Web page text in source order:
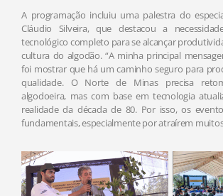
A programação incluiu uma palestra do
Cláudio Silveira, que destacou a
tecnológico completo para se alcançar
cultura do algodão. “A minha principal
foi mostrar que há um caminho seguro para
qualidade. O Norte de Minas precisa
algodoeira, mas com base em tecnologia
realidade da década de 80. Por isso, os
fundamentais, especialmente por atraírem